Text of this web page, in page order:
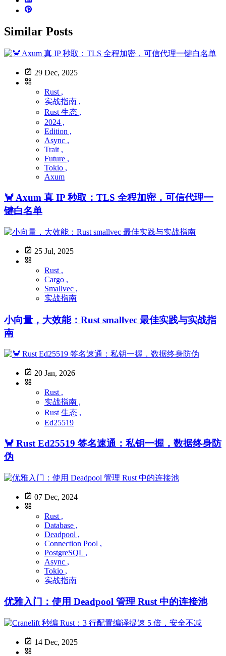
Similar Posts
29 Dec, 2025
Rust ,
实战指南 ,
Rust 生态 ,
2024 ,
Edition ,
Async ,
Trait ,
Future ,
Tokio ,
Axum
🦀 Axum 真 IP 秒取：TLS 全程加密，可信代理一
键白名单
25 Jul, 2025
Rust ,
Cargo ,
Smallvec ,
实战指南
小向量，大效能：Rust smallvec 最佳实践与实战指
南
20 Jan, 2026
Rust ,
实战指南 ,
Rust 生态 ,
Ed25519
🦀 Rust Ed25519 签名速通：私钥一握，数据终身防
伪
07 Dec, 2024
Rust ,
Database ,
Deadpool ,
Connection Pool ,
PostgreSQL ,
Async ,
Tokio ,
实战指南
优雅入门：使用 Deadpool 管理 Rust 中的连接池
14 Dec, 2025